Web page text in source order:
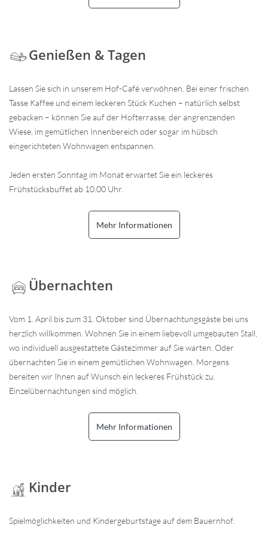
Genießen & Tagen
Lassen Sie sich in unserem Hof-Café verwöhnen. Bei einer frischen
Tasse Kaffee und einem leckeren Stück Kuchen – natürlich selbst
gebacken – können Sie auf der Hofterrasse, der angrenzenden
Wiese, im gemütlichen Innenbereich oder sogar im hübsch
eingerichteten Wohnwagen entspannen.
Jeden ersten Sonntag im Monat erwartet Sie ein leckeres
Frühstücksbuffet ab 10.00 Uhr.
Mehr Informationen
Übernachten
Vom 1. April bis zum 31. Oktober sind Übernachtungsgäste bei uns
herzlich willkommen. Wohnen Sie in einem liebevoll umgebauten Stall,
wo individuell ausgestattete Gästezimmer auf Sie warten. Oder
übernachten Sie in einem gemütlichen Wohnwagen. Morgens
bereiten wir Ihnen auf Wunsch ein leckeres Frühstück zu.
Einzelübernachtungen sind möglich.
Mehr Informationen
Kinder
Spielmöglichkeiten und Kindergeburtstage auf dem Bauernhof.